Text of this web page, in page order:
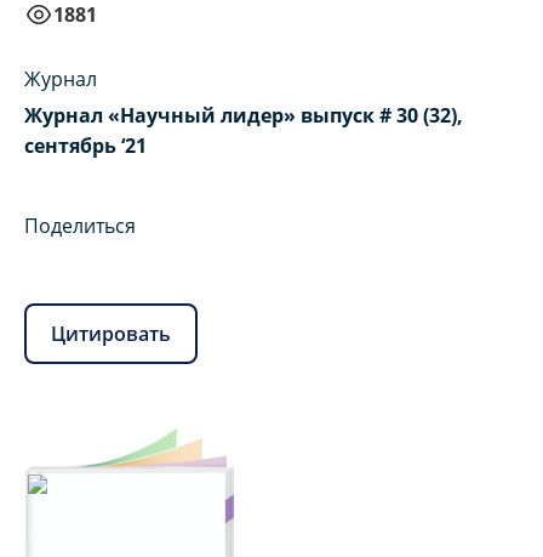
1881
Журнал
Журнал «Научный лидер» выпуск # 30 (32),
сентябрь ‘21
Поделиться
Цитировать